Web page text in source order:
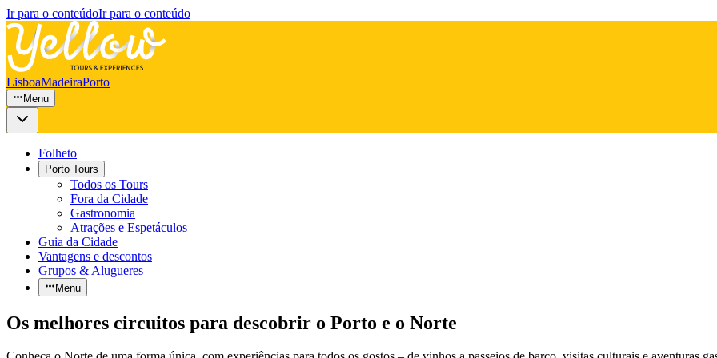
Ir para o conteúdoIr para o conteúdo
LisboaMadeiraPorto
Menu
Folheto
Porto Tours
Todos os Tours
Fora da Cidade
Gastronomia
Atrações e Espetáculos
Guia da Cidade
Vantagens e descontos
Grupos & Alugueres
Menu
Os melhores circuitos para descobrir o Porto e o Norte